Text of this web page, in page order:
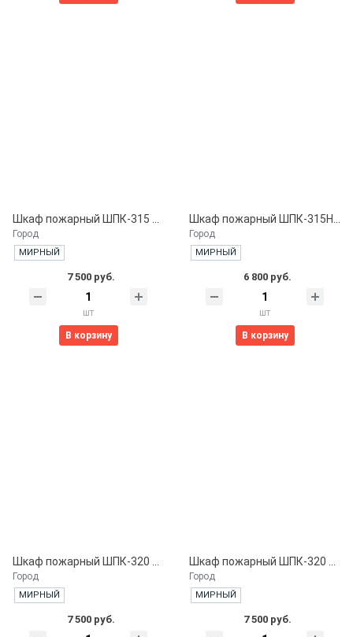
Шкаф пожарный ШПК-315 НОК. навесной открытый красный
Город
МИРНЫЙ
7 500 руб.
шт
В корзину
Шкаф пожарный ШПК-315НЗК навесной, закрытый красный
Город
МИРНЫЙ
6 800 руб.
шт
В корзину
Город
МИРНЫЙ
7 500 руб.
Город
МИРНЫЙ
7 500 руб.